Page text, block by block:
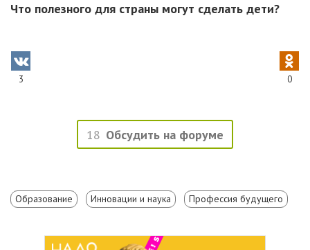
Что полезного для страны могут сделать дети?
3 0
18 Обсудить на форуме
Образование Инновации и наука Профессия будущего